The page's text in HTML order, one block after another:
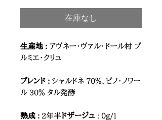
在庫なし
⽣産地 : アヴネー・ヴァル・ドール村 プ
ルミエ・クリュ
ブレンド : シャルドネ 70％、ピノ・ノワー
ル 30％ タル発酵
熟成 : 2年半 ドザージュ : 0g/l